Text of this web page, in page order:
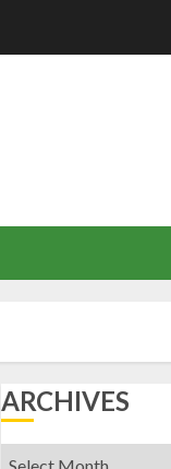
ARCHIVES
Archives